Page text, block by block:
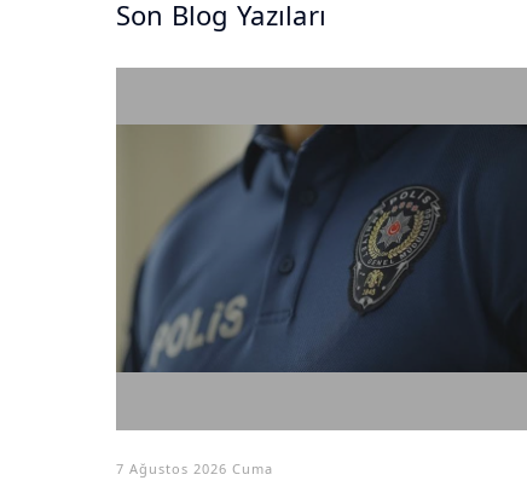
Son Blog Yazıları
7 Ağustos 2026 Cuma